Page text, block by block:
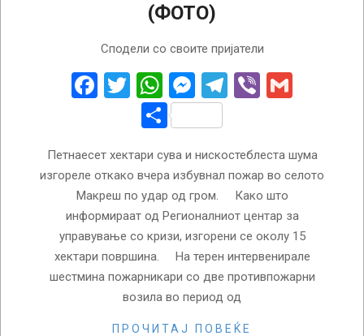
(ФОТО)
Сподели со своите пријатели
Facebook
Twitter
WhatsApp
Messenger
Telegram
Viber
Share
Петнаесет хектари сува и нискостеблеста шума
изгореле откако вчера избувнал пожар во селото
Макреш по удар од гром. Како што
информираат од Регионалниот центар за
управување со кризи, изгорени се околу 15
хектари површина. На терен интервенирале
шестмина пожарникари со две противпожарни
возила во период од
ПРОЧИТАЈ ПОВЕЌЕ